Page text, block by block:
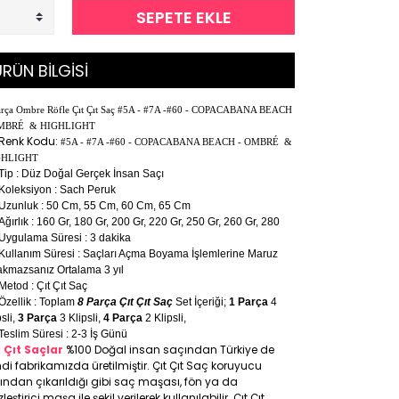
SEPETE EKLE
BİLGİSİ
Ombre Röfle Çıt Çıt Saç #5A - #7A -#60 - COPACABANA BEACH
& HIGHLIGHT
Kodu: #5A - #7A -#60 - COPACABANA BEACH - OMBRÉ &
: Düz Doğal Gerçek İnsan Saçı
Koleksiyon : Sach Peruk
Uzunluk : 50 Cm, 55 Cm, 60 Cm, 65 Cm
: 160 Gr, 180 Gr, 200 Gr, 220 Gr, 250 Gr, 260 Gr, 280
Uygulama Süresi : 3 dakika
Kullanım Süresi : Saçları Açma Boyama İşlemlerine Maruz
Ortalama 3 yıl
Metod : Çıt Çıt Saç
: Toplam 8 Parça Çıt Çıt Saç Set İçeriği; 1 Parça 4
3 Parça 3 Klipsli, 4 Parça 2 Klipsli,
Süresi : 2-3 İş Günü
Çıt Saçlar %100 Doğal insan saçından Türkiye de
fabrikamızda üretilmiştir. Çıt Çıt Saç koruyucu
çıkarıldığı gibi saç maşası, fön ya da